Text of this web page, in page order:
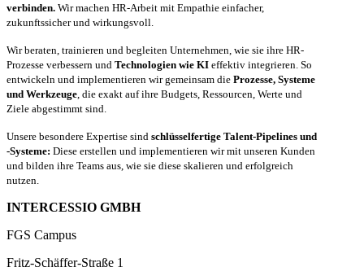
verbinden. Wir machen HR-Arbeit mit Empathie einfacher,
zukunftssicher und wirkungsvoll.
Wir beraten, trainieren und begleiten Unternehmen, wie sie ihre HR-
Prozesse verbessern und Technologien wie KI effektiv integrieren. So
entwickeln und implementieren wir gemeinsam die Prozesse, Systeme
und Werkzeuge , die exakt auf ihre Budgets, Ressourcen, Werte und
Ziele abgestimmt sind.
Unsere besondere Expertise sind schlüsselfertige Talent-Pipelines und
-Systeme: Diese erstellen und implementieren wir mit unseren Kunden
und bilden ihre Teams aus, wie sie diese skalieren und erfolgreich
nutzen.
INTERCESSIO GMBH
FGS Campus
Fritz-Schäffer-Straße 1